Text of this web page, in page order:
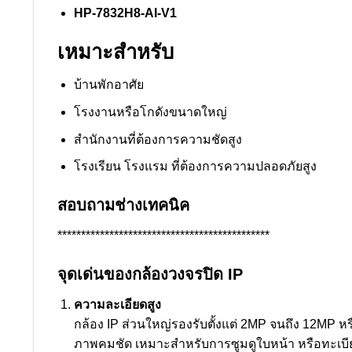
HP-7832H8-AI-V1
เหมาะสำหรับ
บ้านพักอาศัย
โรงงานหรือโกดังขนาดใหญ่
สำนักงานที่ต้องการความชัดสูง
โรงเรียน โรงแรม ที่ต้องการความปลอดภัยสูง
สอบถามช่างเทคนิค
*********************************************
จุดเด่นของกล้องวงจรปิด IP
ความละเอียดสูง
กล้อง IP ส่วนใหญ่รองรับตั้งแต่ 2MP จนถึง 12MP ห
ภาพคมชัด เหมาะสำหรับการซูมดูใบหน้า หรือทะเบี